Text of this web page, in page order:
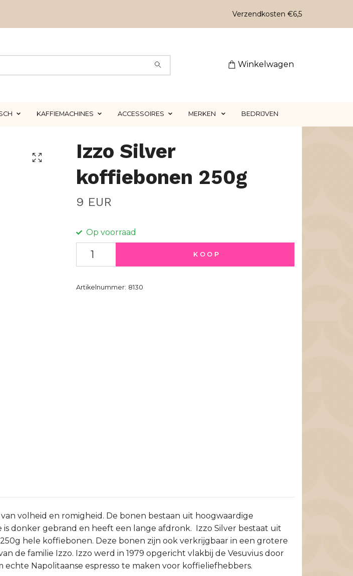
Verzendkosten €6,5
Winkelwagen
KAFFIEMACHINES ACCESSOIRES MERKEN BEDRIJVEN
Izzo Silver
koffiebonen 250g
9 EUR
Op voorraad
KOOP
Artikelnummer: 8130
volheid en romigheid. De bonen bestaan uit hoogwaardige
donker gebrand en heeft een lange afdronk. Izzo Silver bestaat uit
hele koffiebonen. Deze bonen zijn ook verkrijgbaar in een grotere
de familie Izzo. Izzo werd in 1979 opgericht vlakbij de Vesuvius door
echte Napolitaanse espresso te maken voor koffieliefhebbers.